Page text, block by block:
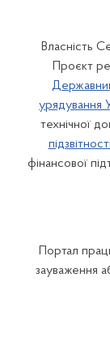
Власність
Проєкт
урядування
технічної
фінансової
Портал
зауваження